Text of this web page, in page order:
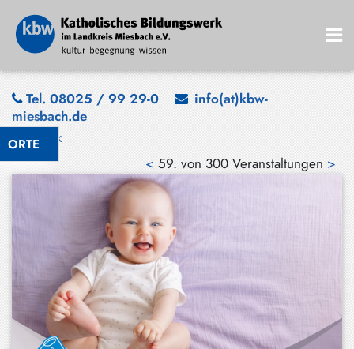
ORTE
Tel. 08025 / 99 29-0
info(at)kbw-
miesbach.de
Zurück
< 59. von 300 Veranstaltungen>
Bad
Wiessee
Bayrischzell
Darching
Großhartpenning
Hausham
Holzkirchen